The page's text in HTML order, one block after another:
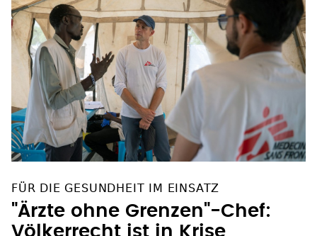
"Ärzte ohne Grenzen"-Chef:
Völkerrecht ist in Krise